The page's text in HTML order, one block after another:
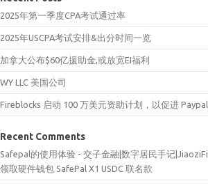
2025年第一季度CPA考试通过率
2025年USCPA考试安排&出分时间一览
加拿大公布$60亿援助金,或放宽EI福利
WY LLC 美国公司
Fireblocks 启动 100 万美元资助计划，以促进 Paypal
Recent Comments
Safepal的使用体验 - 交子金融|数字居民手记|JiaoziFi
领取硬件钱包 SafePal X1 USDC 联名款